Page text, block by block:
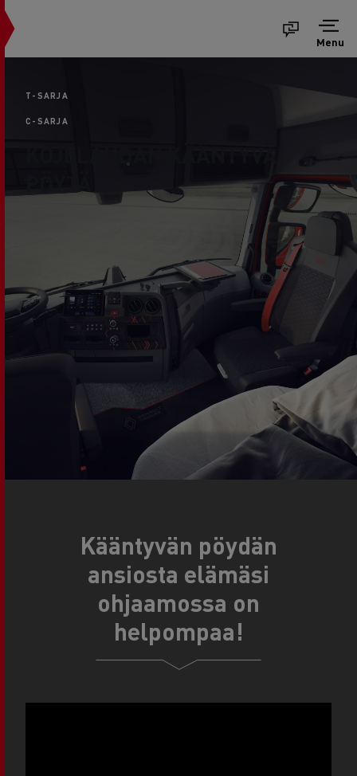
Menu
T-SARJA
C-SARJA
PÖYTÄ
Kääntyvän pöydän
ansiosta elämäsi
ohjaamossa on
helpompaa!